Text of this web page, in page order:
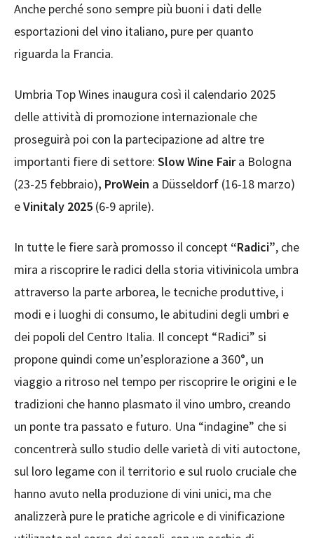
Anche perché sono sempre più buoni i dati delle
esportazioni del vino italiano, pure per quanto
riguarda la Francia.
Umbria Top Wines inaugura così il calendario 2025
delle attività di promozione internazionale che
proseguirà poi con la partecipazione ad altre tre
importanti fiere di settore: Slow Wine Faira Bologna
(23-25 febbraio), ProWein a Düsseldorf (16-18 marzo)
eVinitaly 2025 (6-9 aprile).
In tutte le fiere sarà promosso il concept “Radici”, che
mira a riscoprire le radici della storia vitivinicola umbra
attraverso la parte arborea, le tecniche produttive, i
modi e i luoghi di consumo, le abitudini degli umbri e
dei popoli del Centro Italia. Il concept “Radici” si
propone quindi come un’esplorazione a 360°, un
viaggio a ritroso nel tempo per riscoprire le origini e le
tradizioni che hanno plasmato il vino umbro, creando
un ponte tra passato e futuro. Una “indagine” che si
concentrerà sullo studio delle varietà di viti autoctone,
sul loro legame con il territorio e sul ruolo cruciale che
hanno avuto nella produzione di vini unici, ma che
analizzerà pure le pratiche agricole e di vinificazione